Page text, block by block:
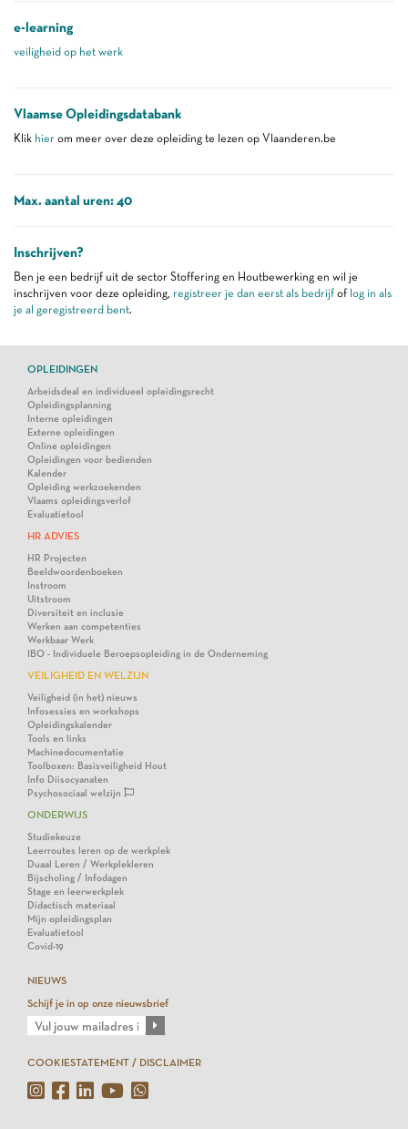
e-learning
veiligheid op het werk
Vlaamse Opleidingsdatabank
Klik hier om meer over deze opleiding te lezen op Vlaanderen.be
Max. aantal uren: 40
Inschrijven?
Ben je een bedrijf uit de sector Stoffering en Houtbewerking en wil je
inschrijven voor deze opleiding, registreer je dan eerst als bedrijf of log in als
je al geregistreerd bent.
OPLEIDINGEN
Arbeidsdeal en individueel opleidingsrecht
Opleidingsplanning
Interne opleidingen
Externe opleidingen
Online opleidingen
Opleidingen voor bedienden
Kalender
Opleiding werkzoekenden
Vlaams opleidingsverlof
Evaluatietool
HR ADVIES
HR Projecten
Beeldwoordenboeken
Instroom
Uitstroom
Diversiteit en inclusie
Werken aan competenties
Werkbaar Werk
IBO - Individuele Beroepsopleiding in de Onderneming
VEILIGHEID EN WELZIJN
Veiligheid (in het) nieuws
Infosessies en workshops
Opleidingskalender
Tools en links
Machinedocumentatie
Toolboxen: Basisveiligheid Hout
Info Diisocyanaten
Psychosociaal welzijn
ONDERWIJS
Studiekeuze
Leerroutes leren op de werkplek
Duaal Leren / Werkplekleren
Bijscholing / Infodagen
Stage en leerwerkplek
Didactisch materiaal
Mijn opleidingsplan
Evaluatietool
Covid-19
NIEUWS
Schijf je in op onze nieuwsbrief
COOKIESTATEMENT / DISCLAIMER